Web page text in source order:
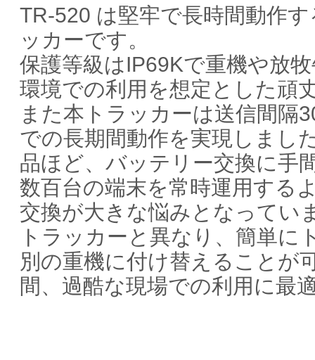
TR-520 は堅牢で長時間動作
ッカーです。
保護等級はIP69Kで重機や放
環境での利用を想定とした頑
また本トラッカーは送信間隔
での長期間動作を実現しまし
品ほど、バッテリー交換に手
数百台の端末を常時運用する
交換が大きな悩みとなってい
トラッカーと異なり、簡単に
別の重機に付け替えることが
間、過酷な現場での利用に最